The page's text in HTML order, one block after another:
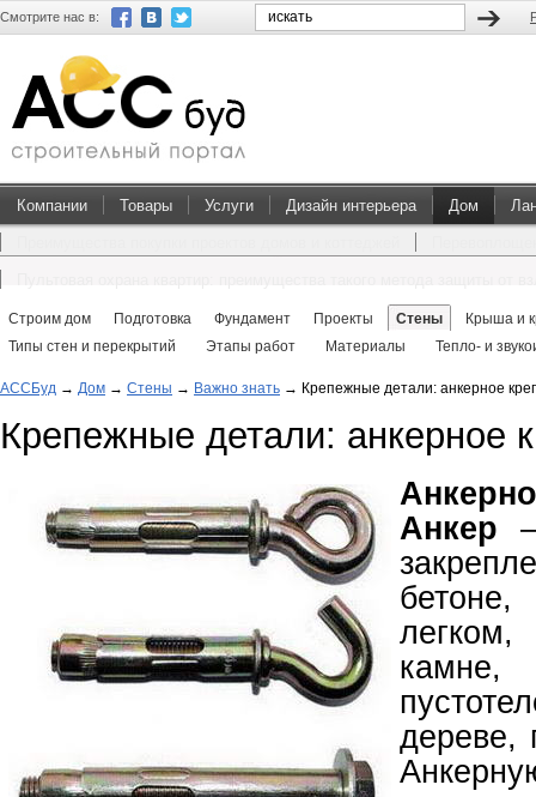
Смотрите нас в:
Компании Товары Услуги Дизайн интерьера Дом
Строим дом Подготовка Фундамент Проекты Стены
Крыша и
Типы стен и перекрытий
Этапы работ Материалы Тепло- и
АССБуд → Дом → Стены → Важно знать → Крепежные детали: анкерное
Крепежные детали: анкерное
Анкер
дереве,